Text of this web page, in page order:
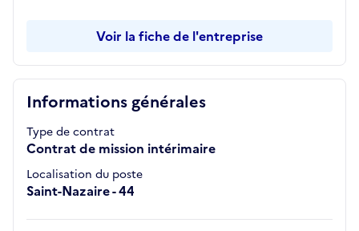
Informations générales
Type de contrat
Contrat de mission intérimaire
Localisation du poste
Saint-Nazaire - 44
Voir la fiche de l'entreprise